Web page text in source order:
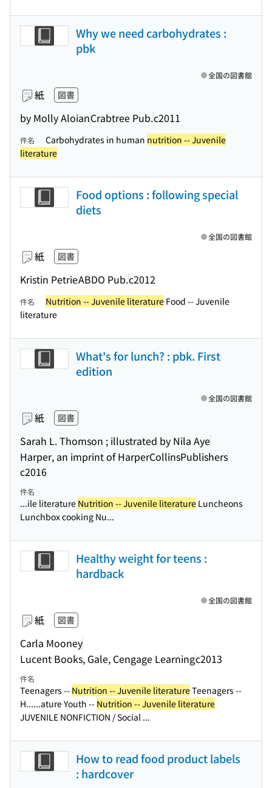
Why we need carbohydrates :
pbk
紙 図書
by Molly AloianCrabtree Pub.c2011
全国の図書館
件名 Carbohydrates in human nutrition -- Juvenile
literature
Food options : following special
diets
紙 図書
Kristin PetrieABDO Pub.c2012
全国の図書館
件名 Nutrition -- Juvenile literature Food -- Juvenile
literature
What's for lunch? : pbk. First
edition
紙 図書
Sarah L. Thomson ; illustrated by Nila Aye
Harper, an imprint of HarperCollinsPublishers
c2016
全国の図書館
件名
...ile literature Nutrition -- Juvenile literature Luncheons
Lunchbox cooking Nu...
Healthy weight for teens :
hardback
紙 図書
Carla Mooney
Lucent Books, Gale, Cengage Learningc2013
全国の図書館
件名
Teenagers -- Nutrition -- Juvenile literatureTeenagers --
H......ature Youth -- Nutrition -- Juvenile literature
JUVENILE NONFICTION / Social ...
How to read food product labels
: hardcover